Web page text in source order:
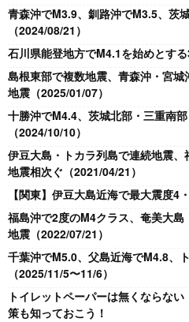
青森沖でM3.9、釧路沖でM3.5、茨
（2024/08/21）
石川県能登地方でM4.1を始めとす
島根東部で複数地震、青森沖・宮
地震（2025/01/07）
十勝沖でM4.4、茨城北部・三重南
（2024/10/10）
伊豆大島・トカラ列島で連続地震
地震相次ぐ（2021/04/21）
【関東】伊豆大島近海で最大震度4
福島沖で2度のM4クラス、奄美大
地震（2022/07/21）
千葉沖でM5.0、父島近海でM4.8、
（2025/11/5〜11/6）
トイレットペーパーは無くならな
策も知っておこう！